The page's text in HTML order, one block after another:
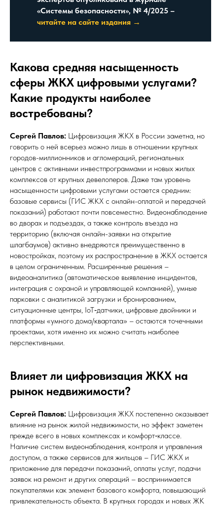
«Системы безопасности», № 4/2025 –
читайте на сайте издания →
Какова средняя насыщенность
сферы ЖКХ цифровыми услугами?
Какие продукты наиболее
востребованы?
Сергей Павлов: Цифровизация ЖКХ в России заметна, но
говорить о ней всерьез можно лишь в отношении крупных
городов-миллионников и агломераций, региональных
центров с активными инвестпрограммами и новых жилых
комплексов от крупных девелоперов. Даже там уровень
насыщенности цифровыми услугами остается средним:
базовые сервисы (ГИС ЖКХ с онлайн-оплатой и передачей
показаний) работают почти повсеместно. Видеонаблюдение
во дворах и подъездах, а также контроль въезда на
территорию (включая онлайн-заявки на открытие
шлагбаумов) активно внедряются преимущественно в
новостройках, поэтому их распространение в ЖКХ остается
в целом ограниченным. Расширенные решения –
видеоаналитика (автоматическое выявление инцидентов,
интеграция с охраной и управляющей компанией), умные
парковки с аналитикой загрузки и бронированием,
ситуационные центры, IoT‑датчики, цифровые двойники и
платформы «умного дома/квартала» – остаются точечными
проектами, хотя именно их можно считать наиболее
перспективными.
Влияет ли цифровизация ЖКХ на
рынок недвижимости?
Сергей Павлов: Цифровизация ЖКХ постепенно оказывает
влияние на рынок жилой недвижимости, но эффект заметен
прежде всего в новых комплексах и комфорт‑классе.
Наличие систем видеонаблюдения, контроля и управления
доступом, а также сервисов для жильцов – ГИС ЖКХ и
приложение для передачи показаний, оплаты услуг, подачи
заявок на ремонт и других операций – воспринимается
покупателями как элемент базового комфорта, повышающий
привлекательность объекта. В крупных городах и новых ЖК